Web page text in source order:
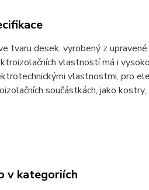
tvaru desek, vyrobený z
vlastností má i
vlastnostmi, pro
součástkách, jako
v kategoriích